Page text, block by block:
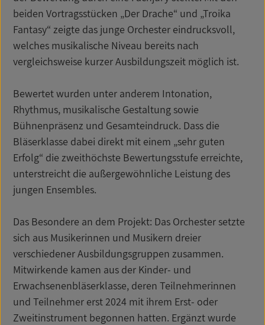
beiden Vortragsstücken „Der Drache“ und „Troika
Fantasy“ zeigte das junge Orchester eindrucksvoll,
welches musikalische Niveau bereits nach
vergleichsweise kurzer Ausbildungszeit möglich ist.
Bewertet wurden unter anderem Intonation,
Rhythmus, musikalische Gestaltung sowie
Bühnenpräsenz und Gesamteindruck. Dass die
Bläserklasse dabei direkt mit einem „sehr guten
Erfolg“ die zweithöchste Bewertungsstufe erreichte,
unterstreicht die außergewöhnliche Leistung des
jungen Ensembles.
Das Besondere an dem Projekt: Das Orchester setzte
sich aus Musikerinnen und Musikern dreier
verschiedener Ausbildungsgruppen zusammen.
Mitwirkende kamen aus der Kinder- und
Erwachsenenbläserklasse, deren Teilnehmerinnen
und Teilnehmer erst 2024 mit ihrem Erst- oder
Zweitinstrument begonnen hatten. Ergänzt wurde